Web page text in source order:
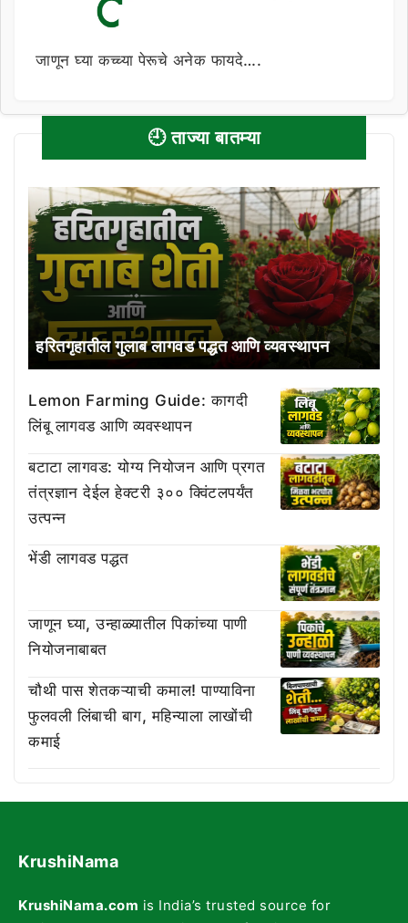
जाणून घ्या कच्च्या पेरूचे अनेक फायदे….
🕘 ताज्या बातम्या
हरितगृहातील गुलाब लागवड पद्धत आणि व्यवस्थापन
Lemon Farming Guide: कागदी
लिंबू लागवड आणि व्यवस्थापन
बटाटा लागवड: योग्य नियोजन आणि प्रगत
तंत्रज्ञान देईल हेक्टरी ३०० क्विंटलपर्यंत
उत्पन्न
भेंडी लागवड पद्धत
जाणून घ्या, उन्हाळ्यातील पिकांच्या पाणी
नियोजनाबाबत
चौथी पास शेतकऱ्याची कमाल! पाण्याविना
फुलवली लिंबाची बाग, महिन्याला लाखोंची
कमाई
KrushiNama
KrushiNama.com is India’s trusted source for